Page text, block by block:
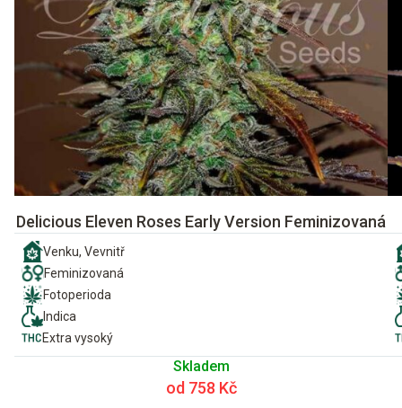
Delicious Eleven Roses Early Version Feminizovaná
Venku, Vevnitř
Feminizovaná
Fotoperioda
Indica
Extra vysoký
Skladem
od 758 Kč